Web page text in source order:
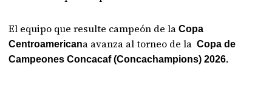
El equipo que resulte campeón de laCopa
Centroamericana avanza al torneo de laCopa de
Campeones Concacaf (Concachampions) 2026.